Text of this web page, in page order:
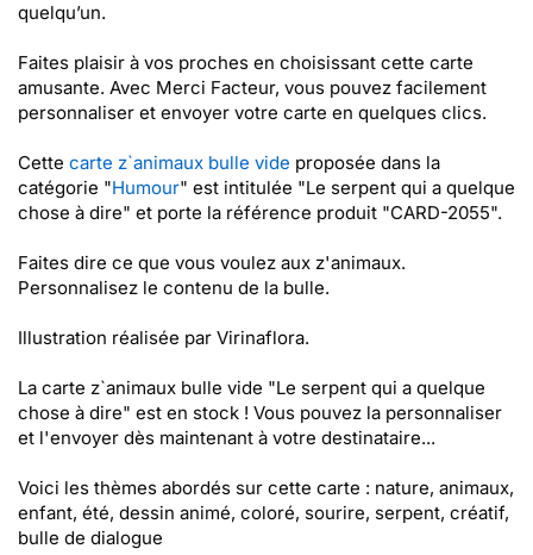
quelqu’un.
Faites plaisir à vos proches en choisissant cette carte
amusante. Avec Merci Facteur, vous pouvez facilement
personnaliser et envoyer votre carte en quelques clics.
Cette carte z`animaux bulle vide proposée dans la
catégorie "Humour" est intitulée "Le serpent qui a quelque
chose à dire" et porte la référence produit "CARD-2055".
Faites dire ce que vous voulez aux z'animaux.
Personnalisez le contenu de la bulle.
Illustration réalisée par Virinaflora.
La carte z`animaux bulle vide "Le serpent qui a quelque
chose à dire" est en stock ! Vous pouvez la personnaliser
et l'envoyer dès maintenant à votre destinataire...
Voici les thèmes abordés sur cette carte : nature, animaux,
enfant, été, dessin animé, coloré, sourire, serpent, créatif,
bulle de dialogue